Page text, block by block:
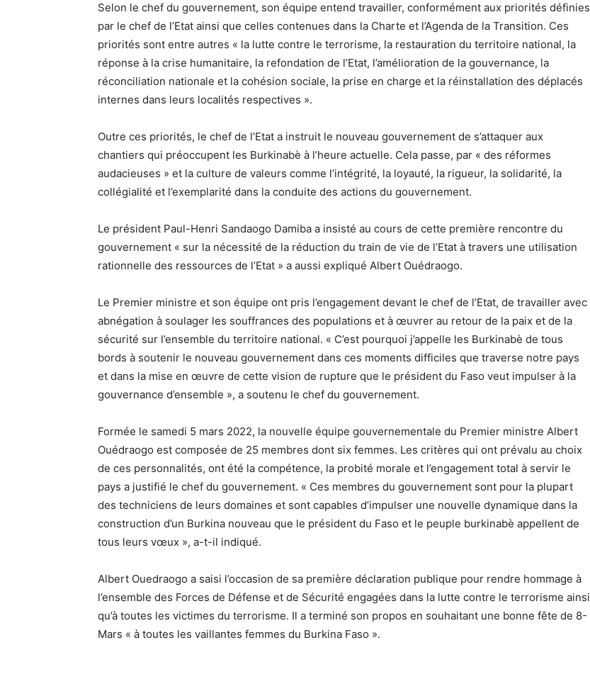
Selon le chef du gouvernement, son équipe entend travailler, conformément aux priorités définies
par le chef de l’Etat ainsi que celles contenues dans la Charte et l’Agenda de la Transition. Ces
priorités sont entre autres « la lutte contre le terrorisme, la restauration du territoire national, la
réponse à la crise humanitaire, la refondation de l’Etat, l’amélioration de la gouvernance, la
réconciliation nationale et la cohésion sociale, la prise en charge et la réinstallation des déplacés
internes dans leurs localités respectives ».
Outre ces priorités, le chef de l’Etat a instruit le nouveau gouvernement de s’attaquer aux
chantiers qui préoccupent les Burkinabè à l’heure actuelle. Cela passe, par « des réformes
audacieuses » et la culture de valeurs comme l’intégrité, la loyauté, la rigueur, la solidarité, la
collégialité et l’exemplarité dans la conduite des actions du gouvernement.
Le président Paul-Henri Sandaogo Damiba a insisté au cours de cette première rencontre du
gouvernement « sur la nécessité de la réduction du train de vie de l’Etat à travers une utilisation
rationnelle des ressources de l’Etat » a aussi expliqué Albert Ouédraogo.
Le Premier ministre et son équipe ont pris l’engagement devant le chef de l’Etat, de travailler avec
abnégation à soulager les souffrances des populations et à œuvrer au retour de la paix et de la
sécurité sur l’ensemble du territoire national. « C’est pourquoi j’appelle les Burkinabè de tous
bords à soutenir le nouveau gouvernement dans ces moments difficiles que traverse notre pays
et dans la mise en œuvre de cette vision de rupture que le président du Faso veut impulser à la
gouvernance d’ensemble », a soutenu le chef du gouvernement.
Formée le samedi 5 mars 2022, la nouvelle équipe gouvernementale du Premier ministre Albert
Ouédraogo est composée de 25 membres dont six femmes. Les critères qui ont prévalu au choix
de ces personnalités, ont été la compétence, la probité morale et l’engagement total à servir le
pays a justifié le chef du gouvernement. « Ces membres du gouvernement sont pour la plupart
des techniciens de leurs domaines et sont capables d’impulser une nouvelle dynamique dans la
construction d’un Burkina nouveau que le président du Faso et le peuple burkinabè appellent de
tous leurs vœux », a-t-il indiqué.
Albert Ouedraogo a saisi l’occasion de sa première déclaration publique pour rendre hommage à
l’ensemble des Forces de Défense et de Sécurité engagées dans la lutte contre le terrorisme ainsi
qu’à toutes les victimes du terrorisme. Il a terminé son propos en souhaitant une bonne fête de 8-
Mars « à toutes les vaillantes femmes du Burkina Faso ».